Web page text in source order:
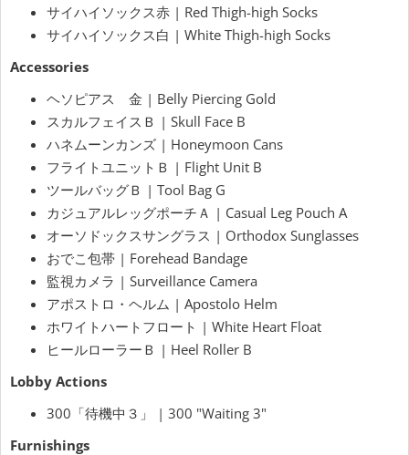
サイハイソックス赤 | Red Thigh-high Socks
サイハイソックス白 | White Thigh-high Socks
Accessories
ヘソピアス 金 | Belly Piercing Gold
スカルフェイスＢ | Skull Face B
ハネムーンカンズ | Honeymoon Cans
フライトユニットＢ | Flight Unit B
ツールバッグＢ | Tool Bag G
カジュアルレッグポーチＡ | Casual Leg Pouch A
オーソドックスサングラス | Orthodox Sunglasses
おでこ包帯 | Forehead Bandage
監視カメラ | Surveillance Camera
アポストロ・ヘルム | Apostolo Helm
ホワイトハートフロート | White Heart Float
ヒールローラーＢ | Heel Roller B
Lobby Actions
300「待機中３」 | 300 "Waiting 3"
Furnishings